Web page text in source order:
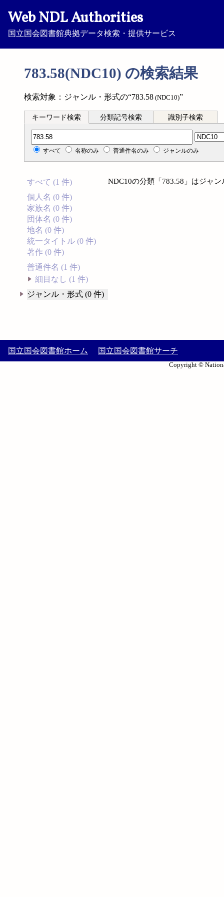
Web NDL Authorities
国立国会図書館典拠データ検索・提供サービス
783.58(NDC10) の検索結果
検索対象：ジャンル・形式の“783.58 (NDC10)”
キーワード検索 分類記号検索 識別子検索
分類記号検索
すべて 名称のみ 普通件名のみ ジャンルのみ
すべて (1 件)
個人名 (0 件)
家族名 (0 件)
団体名 (0 件)
地名 (0 件)
統一タイトル (0 件)
著作 (0 件)
普通件名 (1 件)
細目なし (1 件)
ジャンル・形式 (0 件)
NDC10の分類「783.58」はジャ
国立国会図書館ホーム 国立国会図書館サーチ
Copyright ©